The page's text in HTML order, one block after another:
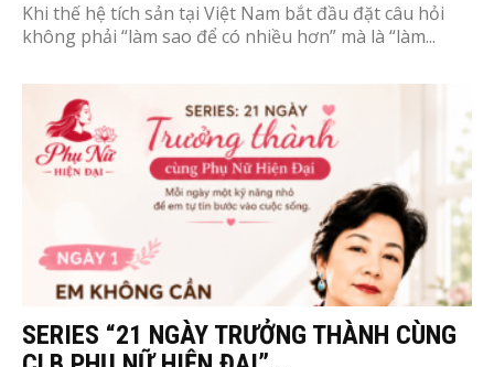
Khi thế hệ tích sản tại Việt Nam bắt đầu đặt câu hỏi
không phải “làm sao để có nhiều hơn” mà là “làm...
SERIES “21 NGÀY TRƯỞNG THÀNH CÙNG